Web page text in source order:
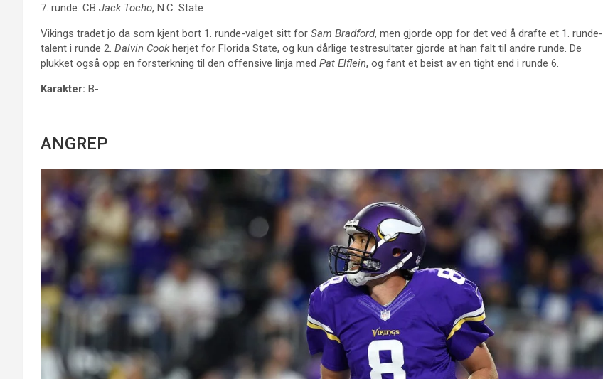
7. runde: CB Jack Tocho, N.C. State
Vikings tradet jo da som kjent bort 1. runde-valget sitt for Sam Bradford, men gjorde opp for det ved å drafte et 1. runde-
talent i runde 2. Dalvin Cookherjet for Florida State, og kun dårlige testresultater gjorde at han falt til andre runde. De
plukket også opp en forsterkning til den offensive linja med Pat Elflein, og fant et beist av en tight end i runde 6.
Karakter: B-
ANGREP